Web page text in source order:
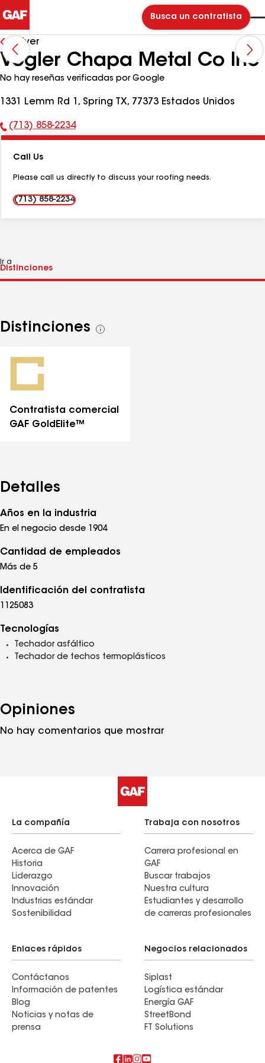
Busca un contratista
Volver
Vogler Chapa Metal Co Inc
No hay reseñas verificadas por Google
1331 Lemm Rd 1, Spring TX, 77373 Estados Unidos
Número
teléfono:
(713) 858-2234
Call Us
Please call us directly to discuss your roofing needs.
(713) 858-2234
Ir a
Distinciones
Ver
Contratista comercial
GAF GoldElite™
Detalles
Años en la industria
En el negocio desde 1904
Cantidad de empleados
Más de 5
Identificación del contratista
1125083
Tecnologías
Techador asfáltico
Techador de techos termoplásticos
Opiniones
No hay comentarios que mostrar
La compañía
Acerca de GAF
Historia
Liderazgo
Innovación
Industrias estándar
Sostenibilidad
Trabaja con nosotros
Carrera profesional en
GAF
Buscar trabajos
Nuestra cultura
Estudiantes y desarrollo
de carreras profesionales
Enlaces rápidos
Contáctanos
Información de patentes
Blog
Noticias y notas de
prensa
Negocios relacionados
Siplast
Logística estándar
Energía GAF
StreetBond
FT Solutions